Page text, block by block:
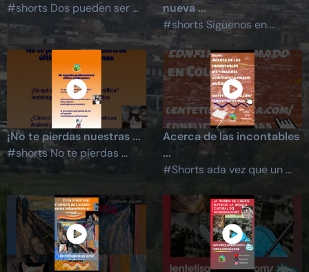
#shorts Dos pueden ser ...
nueva ...
#shorts Síguenos en ...
¡No te pierdas nuestras ...
#shorts No te pierdas ...
Acerca de las incontables
...
#Shorts ada vez que un ...